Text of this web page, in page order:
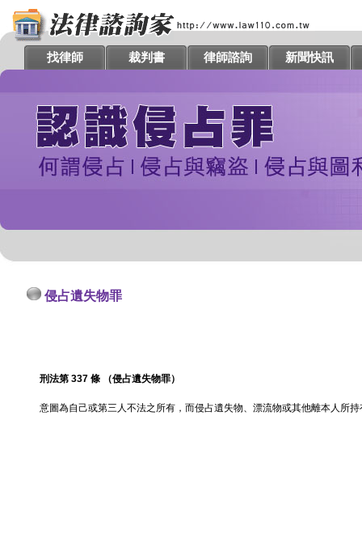
找律師 裁判書 律師諮詢 新聞快訊
侵占遺失物罪
刑法第 337 條 （侵占遺失物罪）
意圖為自己或第三人不法之所有，而侵占遺失物、漂流物或其他離本人所